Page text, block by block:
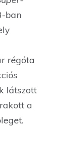
ban
régóta
látszott
a